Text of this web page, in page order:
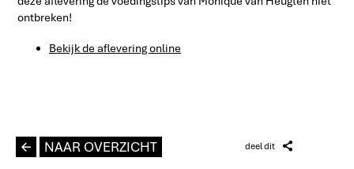
ontbreken!
Bekijk de aflevering online
deel dit Z
L NAAR OVERZICHT